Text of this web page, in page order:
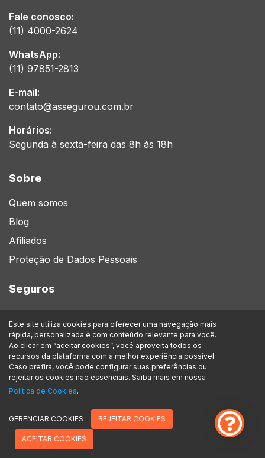
Fale conosco:
(11) 4000-2624
WhatsApp:
(11) 97851-2813
E-mail:
contato@assegurou.com.br
Horários:
Segunda à sexta-feira das 8h às 18h
Sobre
Quem somos
Blog
Afiliados
Proteção de Dados Pessoais
Seguros
Auto
Moto
Vida
Telemedicina
Viagem
Bicicleta
Este site utiliza cookies para oferecer uma navegação mais
rápida, personalizada e com conteúdo relevante para você.
Ao clicar em “aceitar cookies”, você aproveita todos os
recursos da plataforma com a melhor experiência possível.
Caso prefira, você pode configurar suas preferências ou
rejeitar os cookies não essenciais. Saiba mais em nossa
Política de Cookies.
GERENCIAR COOKIES REJEITAR COOKIES
ACEITAR COOKIES